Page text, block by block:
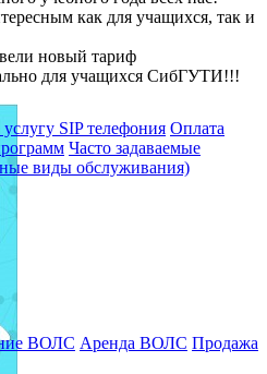
SIP телефония Оплата
Часто задаваемые
виды обслуживания)
ВОЛС Аренда ВОЛС Продажа
как для учащихся, так и
новый тариф
для учащихся СибГУТИ!!!